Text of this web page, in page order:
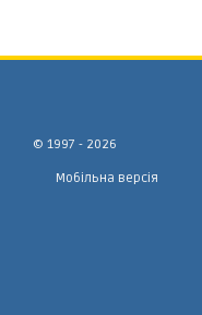
© 1997 - 2026
Мобільна версія